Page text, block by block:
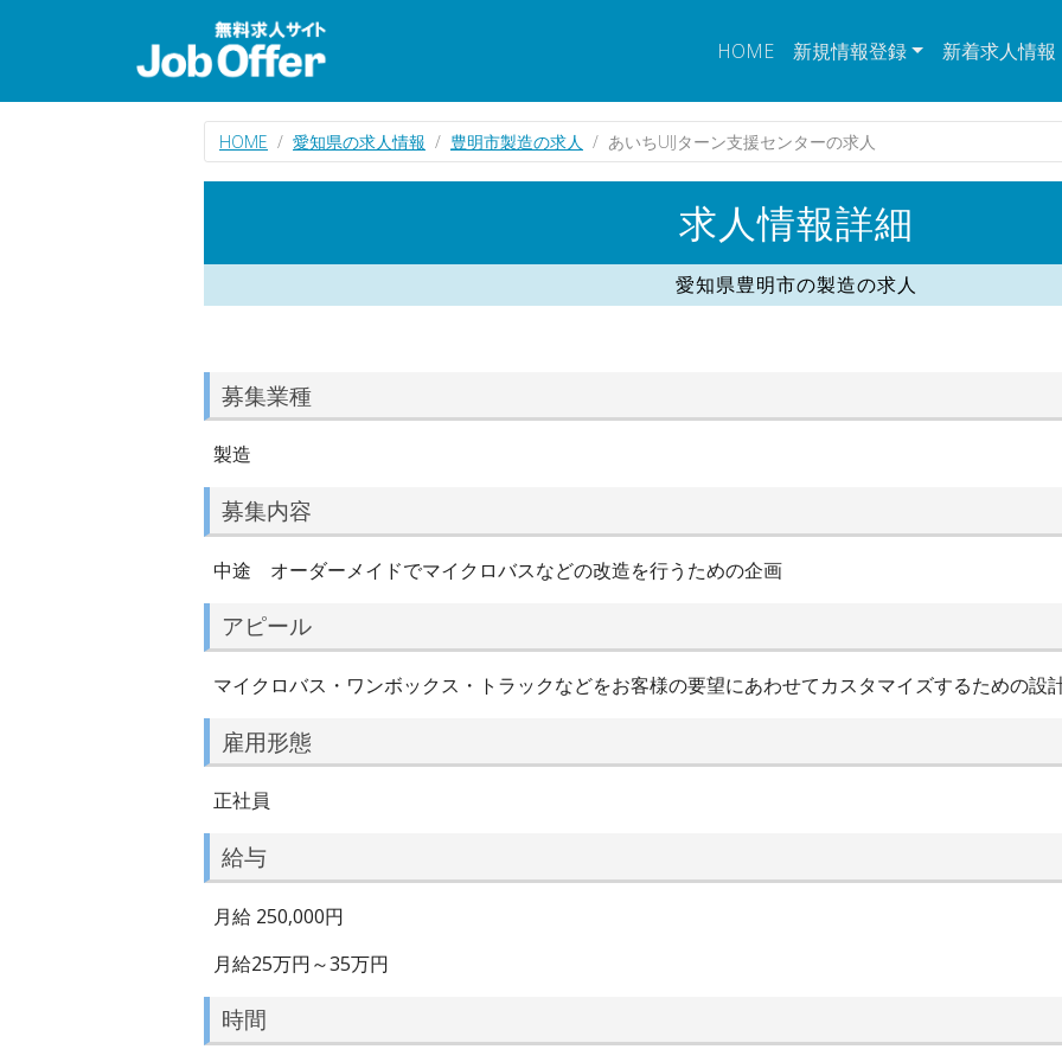
HOME 新規情報登録 新着求人情報
HOME 愛知県の求人情報 豊明市製造の求人 あいちUIJターン支援センターの求人
求人情報詳細
愛知県豊明市の製造の求人
募集業種
製造
募集内容
中途 オーダーメイドでマイクロバスなどの改造を行うための企画
アピール
マイクロバス・ワンボックス・トラックなどをお客様の要望にあわせてカスタマイズするための設
雇用形態
正社員
給与
月給 250,000円
月給25万円～35万円
時間